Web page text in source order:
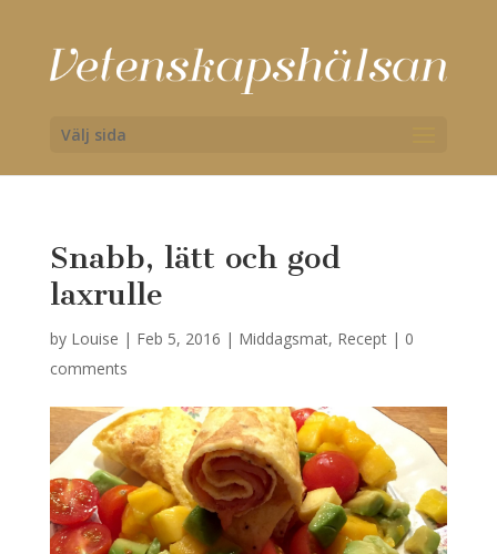
Välj sida
Snabb, lätt och god
laxrulle
by Louise | Feb 5, 2016 | Middagsmat, Recept| 0
comments